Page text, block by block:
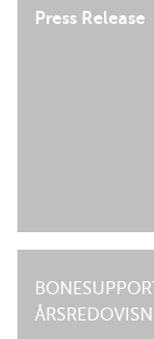
Press Release